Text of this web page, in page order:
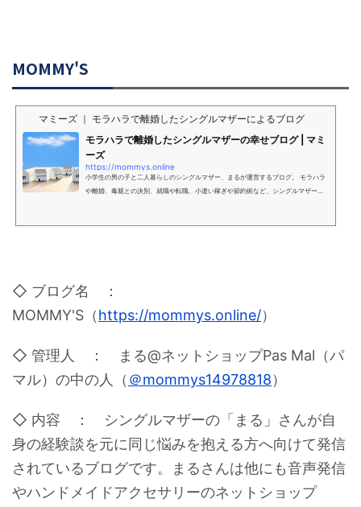
MOMMY'S
マミーズ ｜ モラハラで離婚したシングルマザーによるブログ
モラハラで離婚したシングルマザーの幸せブログ | マミ
ーズ
https://mommys.online
小学生の男の子と二人暮らしのシングルマザー、まるが運営するブログ。 モラハラ
や離婚、毒親との決別、就職や転職、小遣い稼ぎや節約術など、シングルマザーの
◇ ブログ名 ：
MOMMY'S（https://mommys.online/）
◇ 管理人 ： まる@ネットショップPas Mal（パ
マル）の中の人（ ＠mommys14978818）
◇ 内容 ： シングルマザーの「まる」さんが自
身の経験談を元に同じ悩みを抱える方へ向けて発信
されているブログです。まるさんは他にも音声発信
やハンドメイドアクセサリーのネットショップ